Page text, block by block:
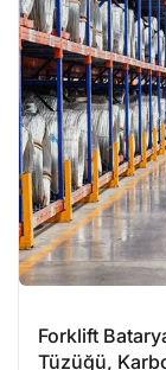
Forklift
Tüzüğü,